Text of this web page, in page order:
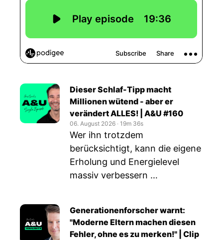
Dieser Schlaf-Tipp macht
Millionen wütend - aber er
verändert ALLES! | A&U #160
06. August 2026 ‧ 19m 36s
Wer ihn trotzdem
berücksichtigt, kann die eigene
Erholung und Energielevel
massiv verbessern …
Generationenforscher warnt:
"Moderne Eltern machen diesen
Fehler, ohne es zu merken!" | Clip